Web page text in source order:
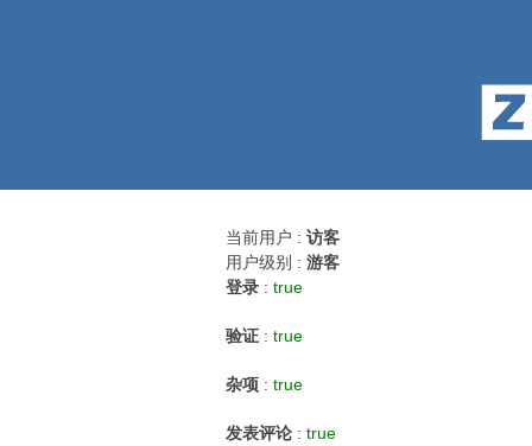
当前用户 : 访客
用户级别 : 游客
登录 : true
验证 : true
杂项 : true
发表评论 : true